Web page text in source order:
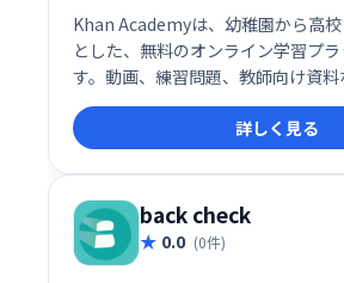
Khan Academyは、幼稚園から高
とした、無料のオンライン学習プ
す。動画、練習問題、教師向け資
リソースを提供し、様々な科目の
す。毎月4000万人以上の生徒が利用
習や家庭学習に最適です。寄付に
る非営利団体です。
詳しく見る
back check
0.0 (0件)